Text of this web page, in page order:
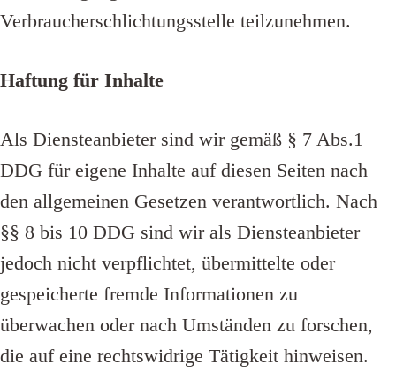
Verbraucherschlichtungsstelle teilzunehmen.
Haftung für Inhalte
Als Diensteanbieter sind wir gemäß § 7 Abs.1
DDG für eigene Inhalte auf diesen Seiten nach
den allgemeinen Gesetzen verantwortlich. Nach
§§ 8 bis 10 DDG sind wir als Diensteanbieter
jedoch nicht verpflichtet, übermittelte oder
gespeicherte fremde Informationen zu
überwachen oder nach Umständen zu forschen,
die auf eine rechtswidrige Tätigkeit hinweisen.